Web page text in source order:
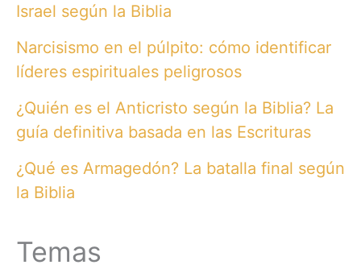
Israel según la Biblia
Narcisismo en el púlpito: cómo identificar
líderes espirituales peligrosos
¿Quién es el Anticristo según la Biblia? La
guía definitiva basada en las Escrituras
¿Qué es Armagedón? La batalla final según
la Biblia
Temas